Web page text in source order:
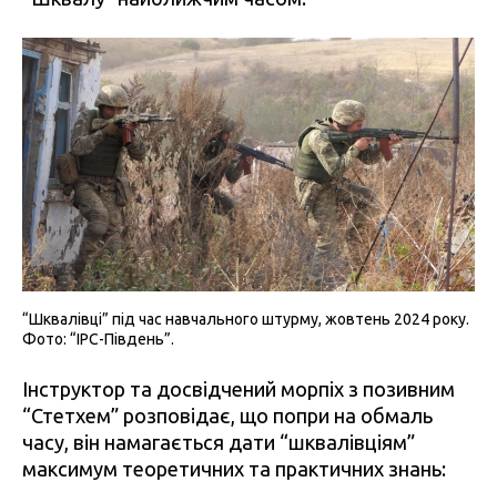
“Шквалівці” під час навчального штурму, жовтень 2024 року.
Фото: “IPC-Південь”.
Інструктор та досвідчений морпіх з позивним
“Стетхем” розповідає, що попри на обмаль
часу, він намагається дати “шквалівціям”
максимум теоретичних та практичних знань: